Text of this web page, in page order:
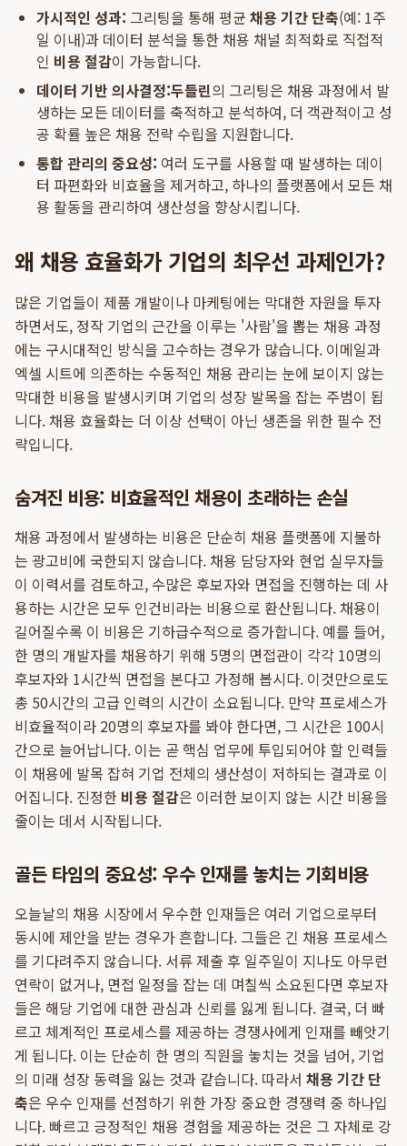
가시적인 성과: 그리팅을 통해 평균 채용 기간 단축(예: 1주
일 이내)과 데이터 분석을 통한 채용 채널 최적화로 직접적
인 비용 절감이 가능합니다.
데이터 기반 의사결정:두들린의 그리팅은 채용 과정에서 발
생하는 모든 데이터를 축적하고 분석하여, 더 객관적이고 성
공 확률 높은 채용 전략 수립을 지원합니다.
통합 관리의 중요성: 여러 도구를 사용할 때 발생하는 데이
터 파편화와 비효율을 제거하고, 하나의 플랫폼에서 모든 채
용 활동을 관리하여 생산성을 향상시킵니다.
왜 채용 효율화가 기업의 최우선 과제인가?
많은 기업들이 제품 개발이나 마케팅에는 막대한 자원을 투자
하면서도, 정작 기업의 근간을 이루는 '사람'을 뽑는 채용 과정
에는 구시대적인 방식을 고수하는 경우가 많습니다. 이메일과
엑셀 시트에 의존하는 수동적인 채용 관리는 눈에 보이지 않는
막대한 비용을 발생시키며 기업의 성장 발목을 잡는 주범이 됩
니다. 채용 효율화는 더 이상 선택이 아닌 생존을 위한 필수 전
략입니다.
숨겨진 비용: 비효율적인 채용이 초래하는 손실
채용 과정에서 발생하는 비용은 단순히 채용 플랫폼에 지불하
는 광고비에 국한되지 않습니다. 채용 담당자와 현업 실무자들
이 이력서를 검토하고, 수많은 후보자와 면접을 진행하는 데 사
용하는 시간은 모두 인건비라는 비용으로 환산됩니다. 채용이
길어질수록 이 비용은 기하급수적으로 증가합니다. 예를 들어,
한 명의 개발자를 채용하기 위해 5명의 면접관이 각각 10명의
후보자와 1시간씩 면접을 본다고 가정해 봅시다. 이것만으로도
총 50시간의 고급 인력의 시간이 소요됩니다. 만약 프로세스가
비효율적이라 20명의 후보자를 봐야 한다면, 그 시간은 100시
간으로 늘어납니다. 이는 곧 핵심 업무에 투입되어야 할 인력들
이 채용에 발목 잡혀 기업 전체의 생산성이 저하되는 결과로 이
어집니다. 진정한 비용 절감은 이러한 보이지 않는 시간 비용을
줄이는 데서 시작됩니다.
골든 타임의 중요성: 우수 인재를 놓치는 기회비용
오늘날의 채용 시장에서 우수한 인재들은 여러 기업으로부터
동시에 제안을 받는 경우가 흔합니다. 그들은 긴 채용 프로세스
를 기다려주지 않습니다. 서류 제출 후 일주일이 지나도 아무런
연락이 없거나, 면접 일정을 잡는 데 며칠씩 소요된다면 후보자
들은 해당 기업에 대한 관심과 신뢰를 잃게 됩니다. 결국, 더 빠
르고 체계적인 프로세스를 제공하는 경쟁사에게 인재를 빼앗기
게 됩니다. 이는 단순히 한 명의 직원을 놓치는 것을 넘어, 기업
의 미래 성장 동력을 잃는 것과 같습니다. 따라서 채용 기간 단
축은 우수 인재를 선점하기 위한 가장 중요한 경쟁력 중 하나입
니다. 빠르고 긍정적인 채용 경험을 제공하는 것은 그 자체로 강